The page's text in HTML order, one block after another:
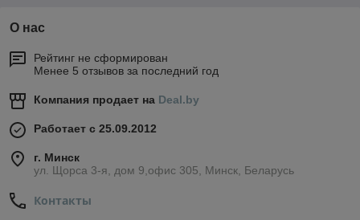
О нас
Рейтинг не сформирован
Менее 5 отзывов за последний год
Компания продает на Deal.by
Работает с 25.09.2012
г. Минск
ул. Щорса 3-я, дом 9,офис 305, Минск, Беларусь
Контакты